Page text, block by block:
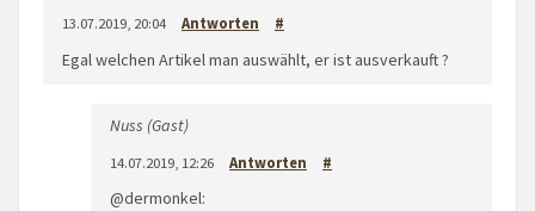
13.07.2019, 20:04 Antworten #
Egal welchen Artikel man auswählt, er ist ausverkauft ?
Nuss (Gast)
14.07.2019, 12:26 Antworten #
@dermonkel: